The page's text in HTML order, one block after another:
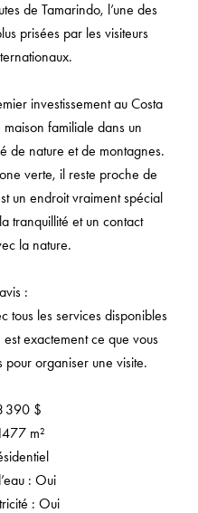
de Tamarindo, l’une des
prisées par les visiteurs
investissement au Costa
familiale dans un
de nature et de montagnes.
verte, il reste proche de
un endroit vraiment spécial
tranquillité et un contact
la nature.
:
tous les services disponibles
exactement ce que vous
organiser une visite.
390 $
m²
: Oui
: Oui